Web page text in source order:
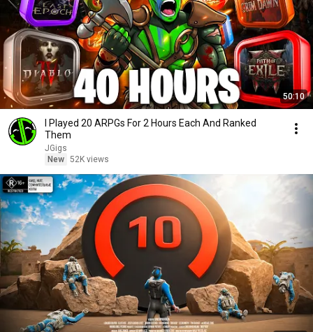
50:10
I Played 20 ARPGs For 2 Hours Each And Ranked
Them
JGigs
New 52K views